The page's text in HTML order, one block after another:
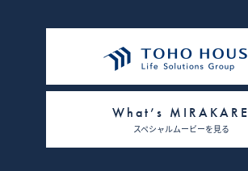
What’s MIRAKARE
スペシャルムービーを見る